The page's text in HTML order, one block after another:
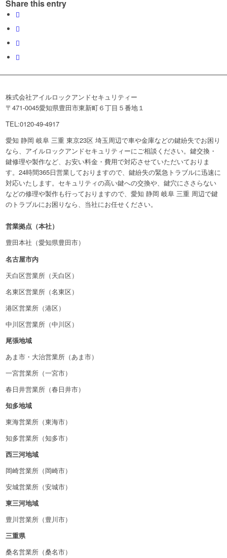
Share this entry
株式会社アイルロックアンドセキュリティー
〒471-0045愛知県豊田市東新町６丁目５番地１
TEL:0120-49-4917
愛知 静岡 岐阜 三重 東京23区 埼玉周辺で車や金庫などの鍵紛失でお困り
なら、アイルロックアンドセキュリティーにご相談ください。鍵交換・
鍵修理や製作など、お安い料金・費用で対応させていただいておりま
す。24時間365日営業しておりますので、鍵紛失の緊急トラブルに迅速に
対応いたします。セキュリティの高い鍵への交換や、鍵穴にささらない
などの修理や製作も行っておりますので、愛知 静岡 岐阜 三重 周辺で鍵
のトラブルにお困りなら、当社にお任せください。
営業拠点（本社）
豊田本社（愛知県豊田市）
名古屋市内
天白区営業所（天白区）
名東区営業所（名東区）
港区営業所（港区）
中川区営業所（中川区）
尾張地域
あま市・大治営業所（あま市）
一宮営業所（一宮市）
春日井営業所（春日井市）
知多地域
東海営業所（東海市）
知多営業所（知多市）
西三河地域
岡崎営業所（岡崎市）
安城営業所（安城市）
東三河地域
豊川営業所（豊川市）
三重県
桑名営業所（桑名市）